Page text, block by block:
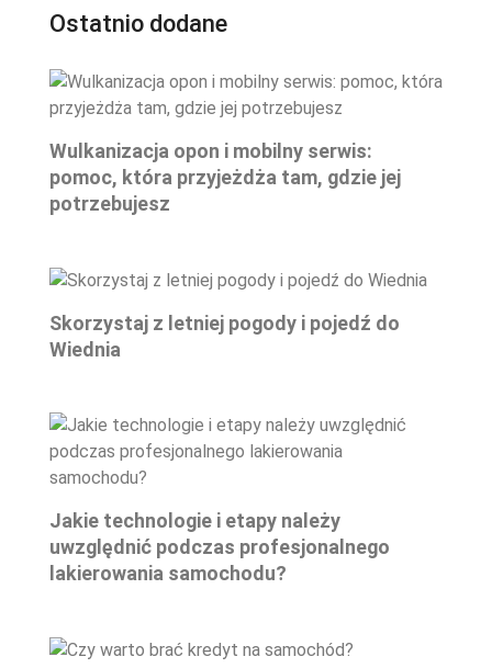
Ostatnio dodane
Wulkanizacja opon i mobilny serwis:
pomoc, która przyjeżdża tam, gdzie jej
potrzebujesz
Skorzystaj z letniej pogody i pojedź do
Wiednia
Jakie technologie i etapy należy
uwzględnić podczas profesjonalnego
lakierowania samochodu?